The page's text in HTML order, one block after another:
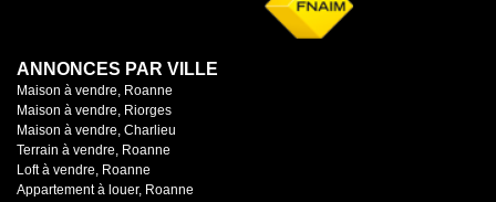
ANNONCES PAR VILLE
Maison à vendre, Roanne
Maison à vendre, Riorges
Maison à vendre, Charlieu
Terrain à vendre, Roanne
Loft à vendre, Roanne
Appartement à louer, Roanne